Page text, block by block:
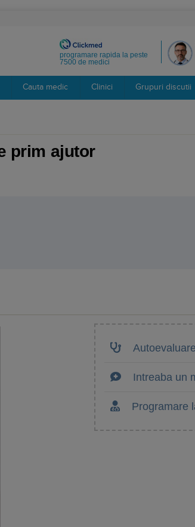
programare rapida la peste
7500 de medici
Cauta medic Clinici Grupuri discutii
prim ajutor
Intreaba un
Programare